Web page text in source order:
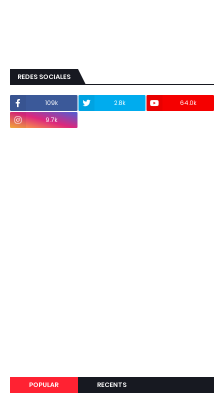
REDES SOCIALES
109k 2.8k
64.0k
9.7k
POPULAR RECENTS